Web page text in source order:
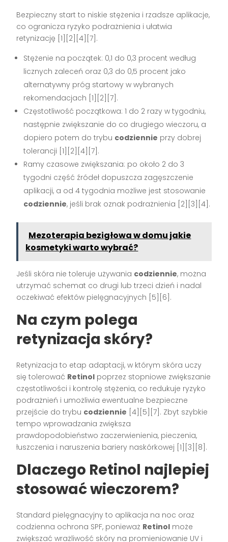
Bezpieczny start to niskie stężenia i rzadsze aplikacje,
co ogranicza ryzyko podrażnienia i ułatwia
retynizację [1][2][4][7].
Stężenie na początek: 0,1 do 0,3 procent według
licznych zaleceń oraz 0,3 do 0,5 procent jako
alternatywny próg startowy w wybranych
rekomendacjach [1][2][7].
Częstotliwość początkowa: 1 do 2 razy w tygodniu,
następnie zwiększanie do co drugiego wieczoru, a
dopiero potem do trybu codziennie przy dobrej
tolerancji [1][2][4][7].
Ramy czasowe zwiększania: po około 2 do 3
tygodni część źródeł dopuszcza zagęszczenie
aplikacji, a od 4 tygodnia możliwe jest stosowanie
codziennie, jeśli brak oznak podrażnienia [2][3][4].
Mezoterapia bezigłowa w domu jakie
kosmetyki warto wybrać?
Jeśli skóra nie toleruje używania codziennie, można
utrzymać schemat co drugi lub trzeci dzień i nadal
oczekiwać efektów pielęgnacyjnych [5][6].
Na czym polega
retynizacja skóry?
Retynizacja to etap adaptacji, w którym skóra uczy
się tolerować Retinol poprzez stopniowe zwiększanie
częstotliwości i kontrolę stężenia, co redukuje ryzyko
podrażnień i umożliwia ewentualne bezpieczne
przejście do trybu codziennie [4][5][7]. Zbyt szybkie
tempo wprowadzania zwiększa
prawdopodobieństwo zaczerwienienia, pieczenia,
łuszczenia i naruszenia bariery naskórkowej [1][3][8].
Dlaczego Retinol najlepiej
stosować wieczorem?
Standard pielęgnacyjny to aplikacja na noc oraz
codzienna ochrona SPF, ponieważ Retinol może
zwiększać wrażliwość skóry na promieniowanie UV i